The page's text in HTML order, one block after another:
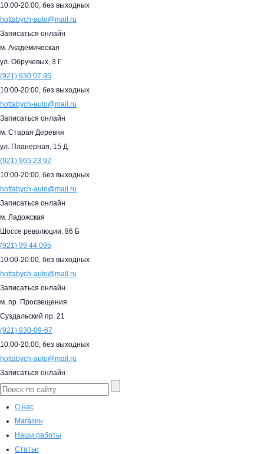
10:00-20:00, без выходных
hottabych-auto@mail.ru
Записаться онлайн
м. Академическая
ул. Обручевых, 3 Г
(921) 930 07 95
10:00-20:00, без выходных
hottabych-auto@mail.ru
Записаться онлайн
м. Старая Деревня
ул. Планерная, 15 Д
(921) 965 23 92
10:00-20:00, без выходных
hottabych-auto@mail.ru
Записаться онлайн
м. Ладожская
Шоссе революции, 86 Б
(921) 99 44 095
10:00-20:00, без выходных
hottabych-auto@mail.ru
Записаться онлайн
м. пр. Просвещения
Суздальский пр. 21
(921) 930-09-67
10:00-20:00, без выходных
hottabych-auto@mail.ru
Записаться онлайн
О нас
Магазин
Наши работы
Статьи